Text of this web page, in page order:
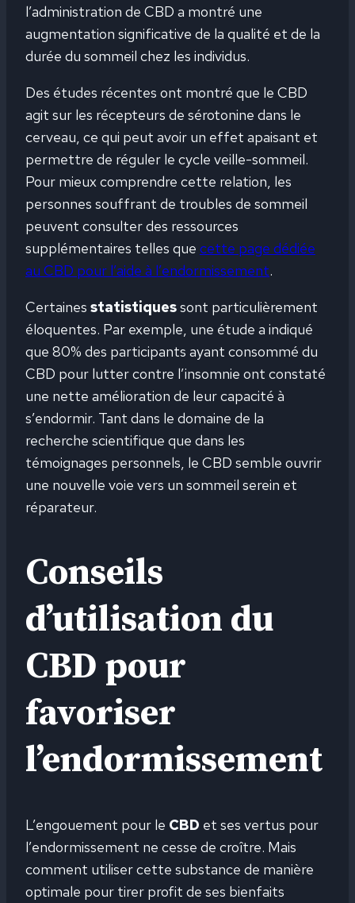
l’administration de CBD a montré une
augmentation significative de la qualité et de la
durée du sommeil chez les individus.
Des études récentes ont montré que le CBD
agit sur les récepteurs de sérotonine dans le
cerveau, ce qui peut avoir un effet apaisant et
permettre de réguler le cycle veille-sommeil.
Pour mieux comprendre cette relation, les
personnes souffrant de troubles de sommeil
peuvent consulter des ressources
supplémentaires telles que cette page dédiée
au CBD pour l’aide à l’endormissement.
Certaines statistiquessont particulièrement
éloquentes. Par exemple, une étude a indiqué
que 80% des participants ayant consommé du
CBD pour lutter contre l’insomnie ont constaté
une nette amélioration de leur capacité à
s’endormir. Tant dans le domaine de la
recherche scientifique que dans les
témoignages personnels, le CBD semble ouvrir
une nouvelle voie vers un sommeil serein et
réparateur.
Conseils
d’utilisation du
CBD pour
favoriser
l’endormissement
L’engouement pour le CBD et ses vertus pour
l’endormissement ne cesse de croître. Mais
comment utiliser cette substance de manière
optimale pour tirer profit de ses bienfaits